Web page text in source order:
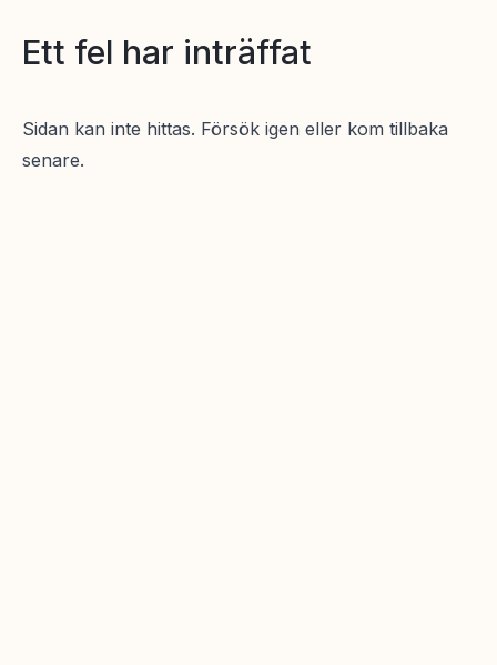
Ett fel har inträffat
Sidan kan inte hittas. Försök igen eller kom tillbaka
senare.